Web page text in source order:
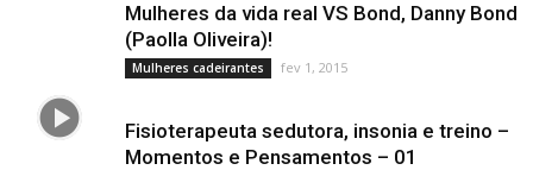
Mulheres da vida real VS Bond, Danny Bond
(Paolla Oliveira)!
Mulheres cadeirantes fev 1, 2015
Fisioterapeuta sedutora, insonia e treino –
Momentos e Pensamentos – 01